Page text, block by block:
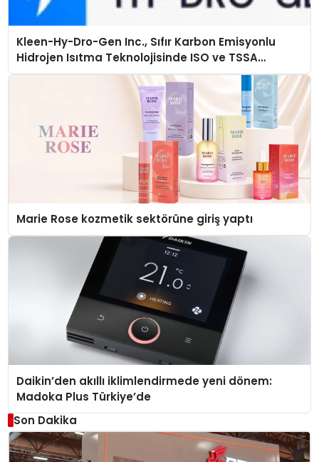
Kleen-Hy-Dro-Gen Inc., Sıfır Karbon Emisyonlu
Hidrojen Isıtma Teknolojisinde ISO ve TSSA
Düzenleyici Onaylarını Aldı
Marie Rose kozmetik sektörüne giriş yaptı
Daikin’den akıllı iklimlendirmede yeni dönem:
Madoka Plus Türkiye’de
Son Dakika